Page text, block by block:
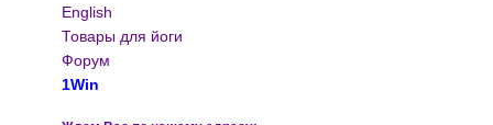
English
Товары для йоги
Форум
1Win